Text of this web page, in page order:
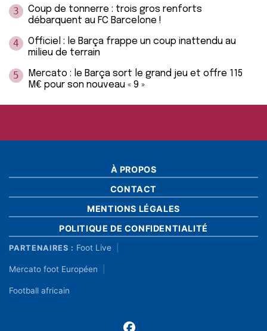
3
Coup de tonnerre : trois gros renforts
débarquent au FC Barcelone !
4
Officiel : le Barça frappe un coup inattendu au
milieu de terrain
5
Mercato : le Barça sort le grand jeu et offre 115
M€ pour son nouveau « 9 »
À PROPOS
CONTACT
MENTIONS LÉGALES
POLITIQUE DE CONFIDENTIALITÉ
PARTENAIRES : Foot Live
Mercato foot Européen
Football africain